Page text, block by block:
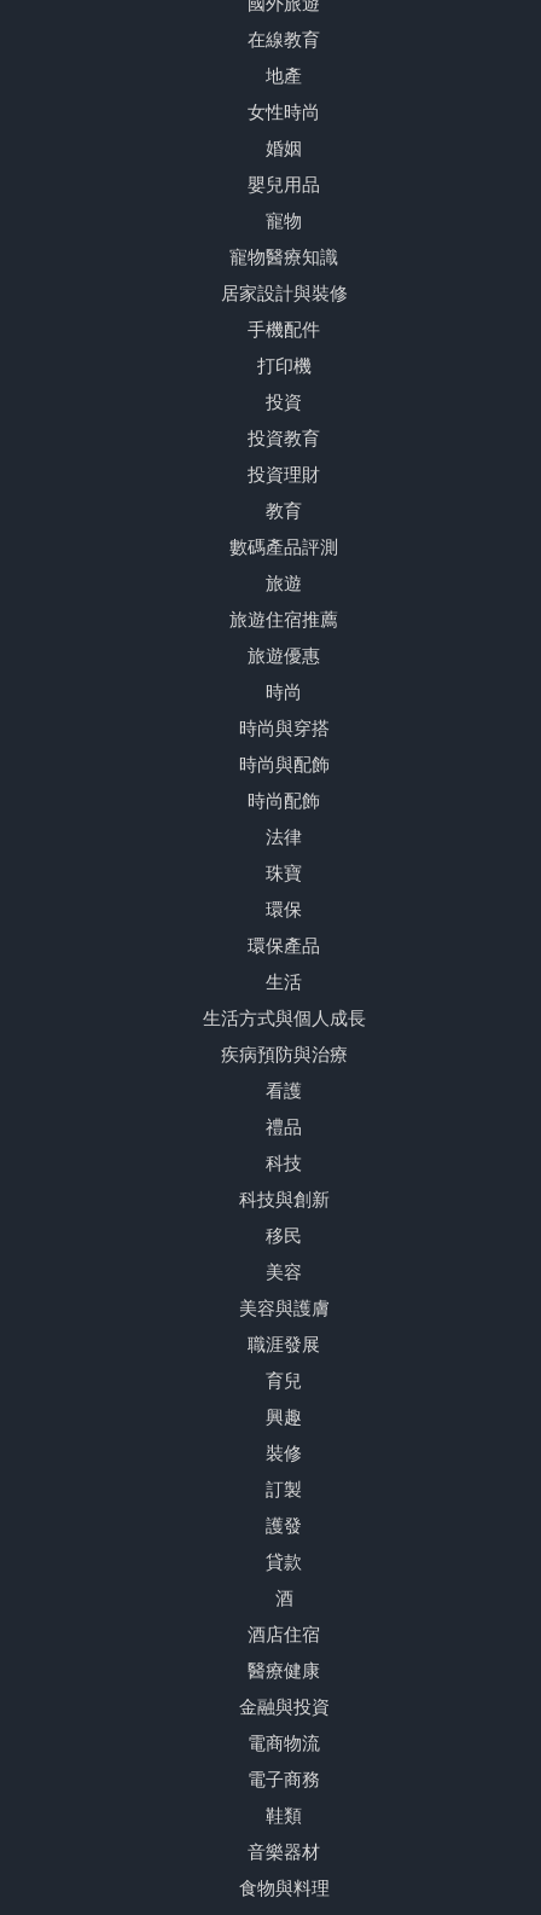
在線教育
地產
女性時尚
婚姻
嬰兒用品
寵物
寵物醫療知識
居家設計與裝修
手機配件
打印機
投資
投資教育
投資理財
教育
數碼產品評測
旅遊
旅遊住宿推薦
旅遊優惠
時尚
時尚與穿搭
時尚與配飾
時尚配飾
法律
珠寶
環保
環保產品
生活
生活方式與個人成長
疾病預防與治療
看護
禮品
科技
科技與創新
移民
美容
美容與護膚
職涯發展
育兒
興趣
裝修
訂製
護發
貸款
酒
酒店住宿
醫療健康
金融與投資
電商物流
電子商務
鞋類
音樂器材
食物與料理